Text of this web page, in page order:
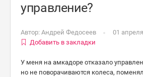
управление?
Автор: Андрей Федосеев
01
Добавить в закладки
У меня на амкадоре отказало
но не поворачиваются колеса,